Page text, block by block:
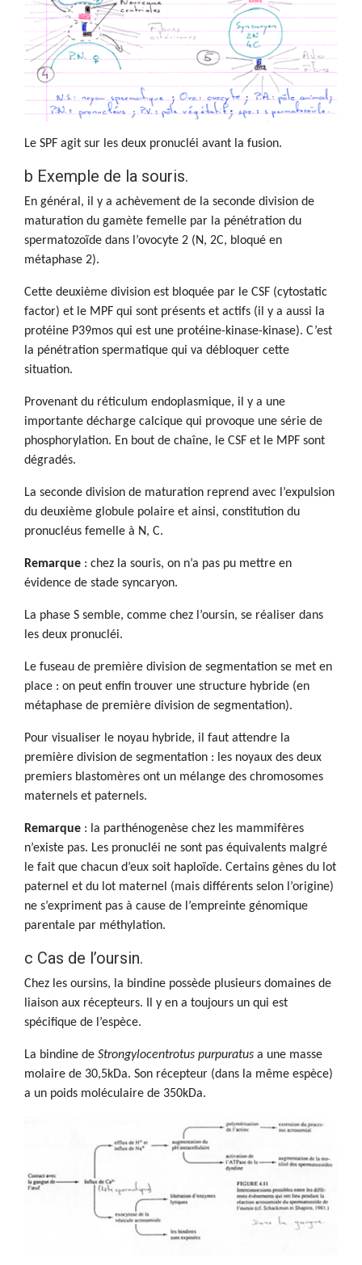
Le SPF agit sur les deux pronucléi avant la fusion.
b Exemple de la souris.
En général, il y a achèvement de la seconde division de
maturation du gamète femelle par la pénétration du
spermatozoïde dans l’ovocyte 2 (N, 2C, bloqué en
métaphase 2).
Cette deuxième division est bloquée par le CSF (cytostatic
factor) et le MPF qui sont présents et actifs (il y a aussi la
protéine P39mos qui est une protéine-kinase-kinase). C’est
la pénétration spermatique qui va débloquer cette
situation.
Provenant du réticulum endoplasmique, il y a une
importante décharge calcique qui provoque une série de
phosphorylation. En bout de chaîne, le CSF et le MPF sont
dégradés.
La seconde division de maturation reprend avec l’expulsion
du deuxième globule polaire et ainsi, constitution du
pronucléus femelle à N, C.
Remarque : chez la souris, on n’a pas pu mettre en
évidence de stade syncaryon.
La phase S semble, comme chez l’oursin, se réaliser dans
les deux pronucléi.
Le fuseau de première division de segmentation se met en
place : on peut enfin trouver une structure hybride (en
métaphase de première division de segmentation).
Pour visualiser le noyau hybride, il faut attendre la
première division de segmentation : les noyaux des deux
premiers blastomères ont un mélange des chromosomes
maternels et paternels.
Remarque : la parthénogenèse chez les mammifères
n’existe pas. Les pronucléi ne sont pas équivalents malgré
le fait que chacun d’eux soit haploïde. Certains gènes du lot
paternel et du lot maternel (mais différents selon l’origine)
ne s’expriment pas à cause de l’empreinte génomique
parentale par méthylation.
c Cas de l’oursin.
Chez les oursins, la bindine possède plusieurs domaines de
liaison aux récepteurs. Il y en a toujours un qui est
spécifique de l’espèce.
La bindine de Strongylocentrotus purpuratus a une masse
molaire de 30,5kDa. Son récepteur (dans la même espèce)
a un poids moléculaire de 350kDa.